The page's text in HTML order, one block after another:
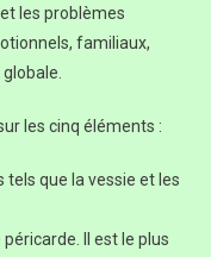
les problèmes
familiaux,
les cinq éléments :
tels que la vessie et les
Il est le plus